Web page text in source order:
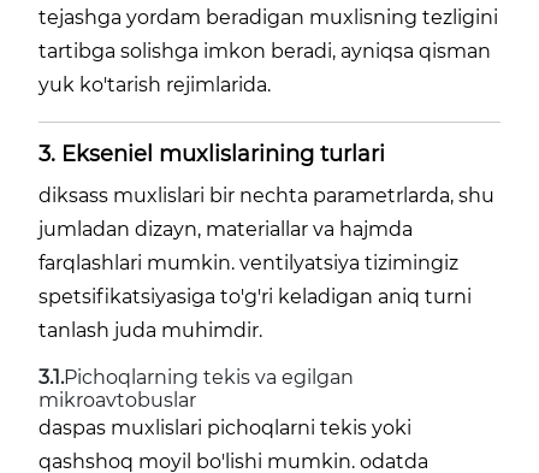
tejashga yordam beradigan muxlisning tezligini
tartibga solishga imkon beradi, ayniqsa qisman
yuk ko'tarish rejimlarida.
3. Ekseniel muxlislarining turlari
diksass muxlislari bir nechta parametrlarda, shu
jumladan dizayn, materiallar va hajmda
farqlashlari mumkin. ventilyatsiya tizimingiz
spetsifikatsiyasiga to'g'ri keladigan aniq turni
tanlash juda muhimdir.
3.1.Pichoqlarning tekis va egilgan
mikroavtobuslar
daspas muxlislari pichoqlarni tekis yoki
qashshoq moyil bo'lishi mumkin. odatda